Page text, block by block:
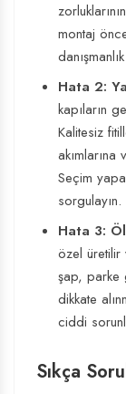
montaj
Hata 2:
kapıların
Kalitesiz
Seçim
sorgulayın.
Hata 3:
özel üretilir
şap, parke
dikkate
ciddi
Sıkça